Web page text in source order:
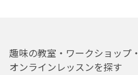
趣味の教室・ワークショップ・
オンラインレッスンを探す